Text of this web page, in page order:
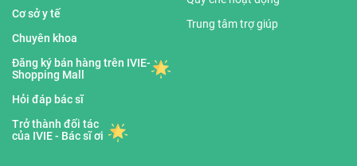
Cơ sở y tế
Chuyên khoa
Đăng ký bán hàng trên IVIE-
Shopping Mall
Hỏi đáp bác sĩ
Trở thành đối tác
của IVIE - Bác sĩ ơi
Trung tâm trợ giúp